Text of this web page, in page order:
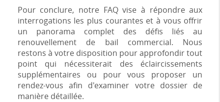
Pour conclure, notre FAQ vise à répondre aux
interrogations les plus courantes et à vous offrir
un panorama complet des défis liés au
renouvellement de bail commercial. Nous
restons à votre disposition pour approfondir tout
point qui nécessiterait des éclaircissements
supplémentaires ou pour vous proposer un
rendez-vous afin d'examiner votre dossier de
manière détaillée.